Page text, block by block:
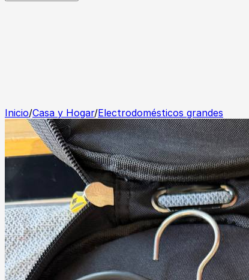
Inicio/Casa y Hogar/Electrodomésticos grandes